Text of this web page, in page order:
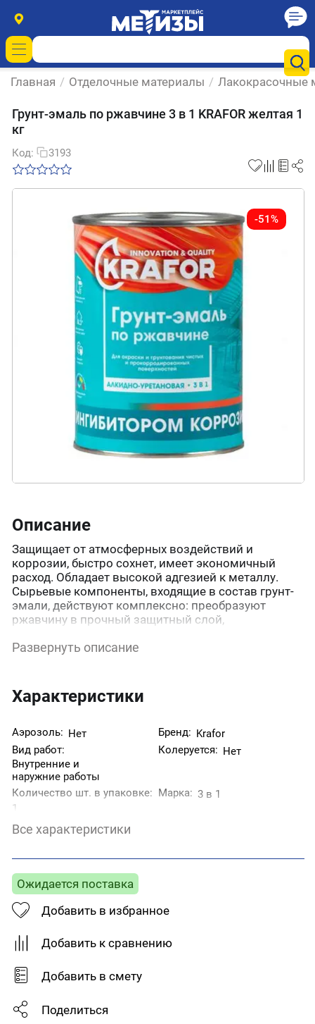
Главная / Отделочные материалы / Лакокрасочные
Грунт-эмаль по ржавчине 3 в 1 KRAFOR желтая 1
кг
Код: 3193
-51%
Описание
Защищает от атмосферных воздействий и
коррозии, быстро сохнет, имеет экономичный
расход. Обладает высокой адгезией к металлу.
Сырьевые компоненты, входящие в состав грунт-
эмали, действуют комплексно: преобразуют
ржавчину в прочный защитный слой,
подслойной коррозии, образуют на поверхности
Перед нанесением грунтовки поверхность
необходимо очистить от ржавчины, окалины, жира,
Развернуть описание
Характеристики
Аэрозоль: Нет Бренд: Krafor
Вид работ:
Внутренние и
наружние работы
Колеруется: Нет
Количество шт. в упаковке:
1
Марка: 3 в 1
Назначение: Для металла
Россия
Тип товара: Грунт-эмаль
Все характеристики
Ожидается поставка
Добавить в избранное
Добавить к сравнению
Добавить в смету
Поделиться